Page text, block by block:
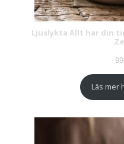
Ljuslykta Allt har din
99
Läs mer